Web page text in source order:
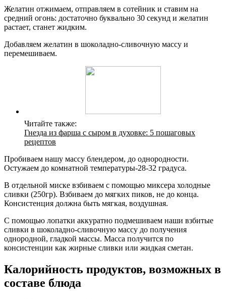
Желатин отжимаем, отправляем в сотейник и ставим на
средний огонь: достаточно буквально 30 секунд и желатин
растает, станет жидким.
Добавляем желатин в шоколадно-сливочную массу и
перемешиваем.
Читайте также:
Гнезда из фарша с сыром в духовке: 5 пошаговых
рецептов
Пробиваем нашу массу блендером, до однородности.
Остужаем до комнатной температуры-28-32 градуса.
В отдельной миске взбиваем с помощью миксера холодные
сливки (250гр). Взбиваем до мягких пиков, не до конца.
Консистенция должна быть мягкая, воздушная.
С помощью лопатки аккуратно подмешиваем наши взбитые
сливки в шоколадно-сливочную массу до получения
однородной, гладкой массы. Масса получится по
консистенции как жирные сливки или жидкая сметан.
Калорийность продуктов, возможных в
составе блюда